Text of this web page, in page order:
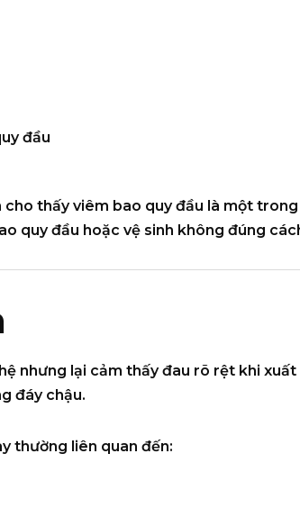
đầu
thấy viêm bao quy đầu là một
quy đầu hoặc vệ sinh không đúng
nhưng lại cảm thấy đau rõ rệt khi
đáy chậu.
thường liên quan đến: